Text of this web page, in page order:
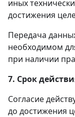
иных
достижения
Передача
необходимом
при наличии
7. Срок
Согласие
до достижения